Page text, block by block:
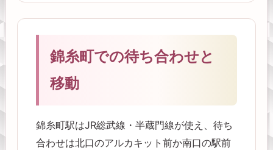
錦糸町での待ち合わせと
移動
錦糸町駅はJR総武線・半蔵門線が使え、待ち
合わせは北口のアルカキット前か南口の駅前